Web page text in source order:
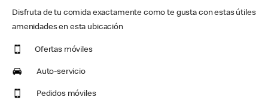
Disfruta de tu comida exactamente como te gusta con estas útiles
amenidades en esta ubicación
Ofertas móviles
Auto-servicio
Pedidos móviles